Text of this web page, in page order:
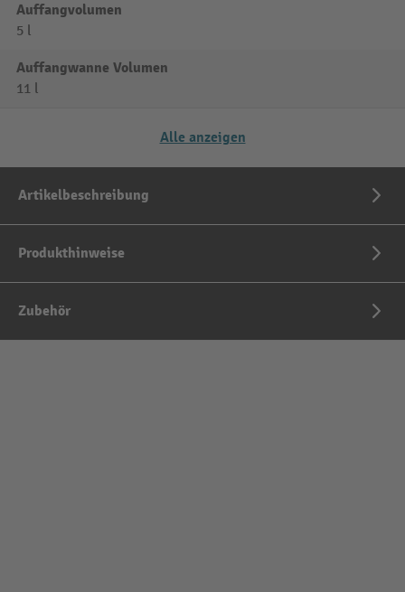
Auffangvolumen
5 l
Auffangwanne Volumen
11 l
Alle anzeigen
Artikelbeschreibung
Produkthinweise
Zubehör